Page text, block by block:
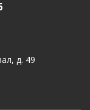
д. 49